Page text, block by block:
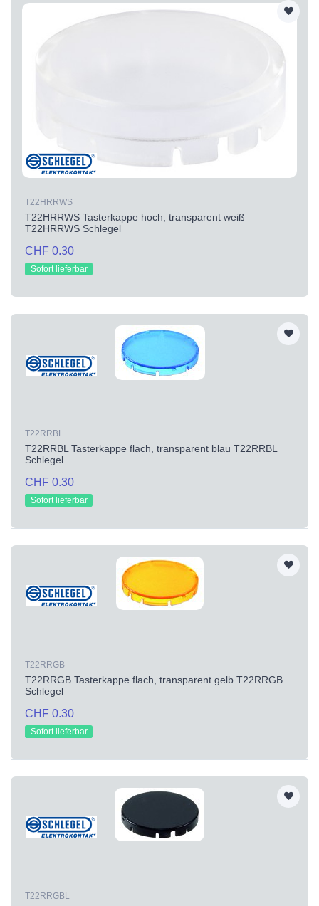
T22HRRWS
T22HRRWS Tasterkappe hoch, transparent weiß
T22HRRWS Schlegel
CHF 0.30
Sofort lieferbar
T22RRBL
T22RRBL Tasterkappe flach, transparent blau T22RRBL
Schlegel
CHF 0.30
Sofort lieferbar
T22RRGB
T22RRGB Tasterkappe flach, transparent gelb T22RRGB
Schlegel
CHF 0.30
Sofort lieferbar
T22RRGBL